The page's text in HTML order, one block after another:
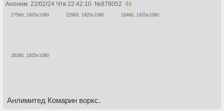
Аноним 22/02/24 Чтв 22:42:10 №878052 46
275Кб, 1920x1080 229Кб, 1920x1080 184Кб, 1920x1080
282Кб, 1920x1080
Анлимитед Комарин воркс.